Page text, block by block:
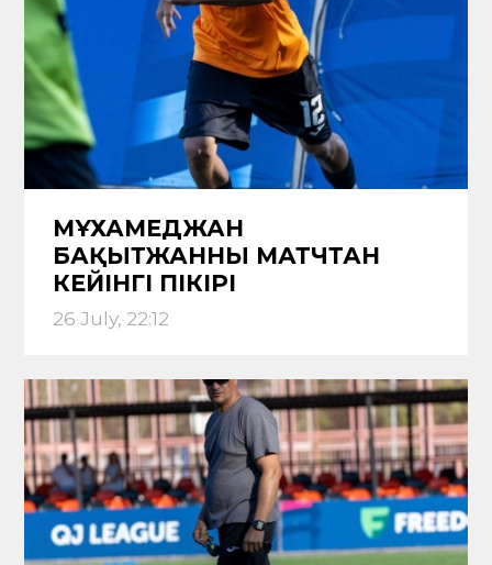
МҰХАМЕДЖАН
БАҚЫТЖАННЫҢ МАТЧТАН
КЕЙІНГІ ПІКІРІ
26 July, 22:12